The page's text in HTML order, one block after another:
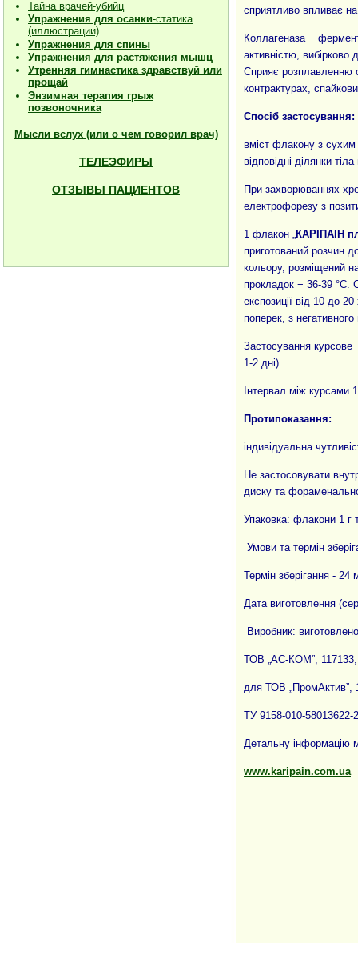
Тайна врачей-убийц
Упражнения для осанки-статика
(иллюстрации)
Упражнения для спины
Упражнения для растяжения мышц
Утренняя гимнастика здравствуй или
прощай
Энзимная терапия грыж
позвоночника
Мысли вслух (или о чем говорил врач)
ТЕЛЕЭФИРЫ
ОТЗЫВЫ ПАЦИЕНТОВ
сприятливо впливає
Коллагеназа −
активністю, вибірково
Сприяє розплавленню
контрактурах,
Спосіб застосування:
вміст флакону з
відповідні ділянки
При захворюваннях
електрофорезу з
1 флакон „ КАРІПАІН
приготований розчин
кольору, розміщений
прокладок − 36-39 °С.
експозиції від 10 до
поперек, з
Застосування
1-2 дні).
Інтервал між курсами
Протипоказання:
індивідуальна
Не застосовувати
диску та
Упаковка: флакони 1 г
Умови та термін
Термін зберігання - 24
Дата виготовлення
Виробник:
ТОВ „АС-КОМ”,
для ТОВ „ПромАктив”,
ТУ 9158-010-58013622-
Детальну інформацію
www.karipain.com.ua